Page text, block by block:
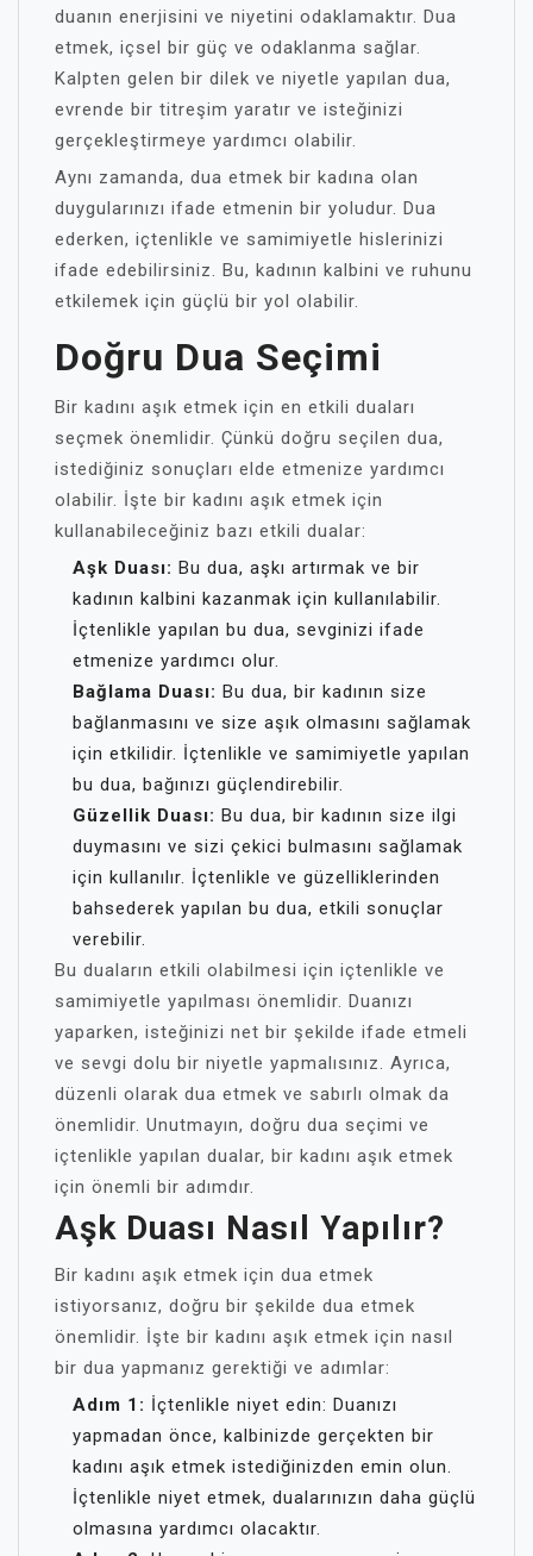
duanın enerjisini ve niyetini odaklamaktır. Dua
etmek, içsel bir güç ve odaklanma sağlar.
Kalpten gelen bir dilek ve niyetle yapılan dua,
evrende bir titreşim yaratır ve isteğinizi
gerçekleştirmeye yardımcı olabilir.
Aynı zamanda, dua etmek bir kadına olan
duygularınızı ifade etmenin bir yoludur. Dua
ederken, içtenlikle ve samimiyetle hislerinizi
ifade edebilirsiniz. Bu, kadının kalbini ve ruhunu
etkilemek için güçlü bir yol olabilir.
Doğru Dua Seçimi
Bir kadını aşık etmek için en etkili duaları
seçmek önemlidir. Çünkü doğru seçilen dua,
istediğiniz sonuçları elde etmenize yardımcı
olabilir. İşte bir kadını aşık etmek için
kullanabileceğiniz bazı etkili dualar:
Aşk Duası: Bu dua, aşkı artırmak ve bir
kadının kalbini kazanmak için kullanılabilir.
İçtenlikle yapılan bu dua, sevginizi ifade
etmenize yardımcı olur.
Bağlama Duası: Bu dua, bir kadının size
bağlanmasını ve size aşık olmasını sağlamak
için etkilidir. İçtenlikle ve samimiyetle yapılan
bu dua, bağınızı güçlendirebilir.
Güzellik Duası: Bu dua, bir kadının size ilgi
duymasını ve sizi çekici bulmasını sağlamak
için kullanılır. İçtenlikle ve güzelliklerinden
bahsederek yapılan bu dua, etkili sonuçlar
verebilir.
Bu duaların etkili olabilmesi için içtenlikle ve
samimiyetle yapılması önemlidir. Duanızı
yaparken, isteğinizi net bir şekilde ifade etmeli
ve sevgi dolu bir niyetle yapmalısınız. Ayrıca,
düzenli olarak dua etmek ve sabırlı olmak da
önemlidir. Unutmayın, doğru dua seçimi ve
içtenlikle yapılan dualar, bir kadını aşık etmek
için önemli bir adımdır.
Aşk Duası Nasıl Yapılır?
Bir kadını aşık etmek için dua etmek
istiyorsanız, doğru bir şekilde dua etmek
önemlidir. İşte bir kadını aşık etmek için nasıl
bir dua yapmanız gerektiği ve adımlar:
Adım 1: İçtenlikle niyet edin: Duanızı
yapmadan önce, kalbinizde gerçekten bir
kadını aşık etmek istediğinizden emin olun.
İçtenlikle niyet etmek, dualarınızın daha güçlü
olmasına yardımcı olacaktır.